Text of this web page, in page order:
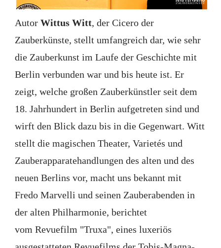
Autor Wittus Witt, der Cicero der
Zauberkünste, stellt umfangreich dar, wie sehr
die Zauberkunst im Laufe der Geschichte mit
Berlin verbunden war und bis heute ist. Er
zeigt, welche großen Zauberkünstler seit dem
18. Jahrhundert in Berlin aufgetreten sind und
wirft den Blick dazu bis in die Gegenwart. Witt
stellt die magischen Theater, Varietés und
Zauberapparatehandlungen des alten und des
neuen Berlins vor, macht uns bekannt mit
Fredo Marvelli und seinen Zauberabenden in
der alten Philharmonie, berichtet
vom Revuefilm "Truxa", eines luxeriös